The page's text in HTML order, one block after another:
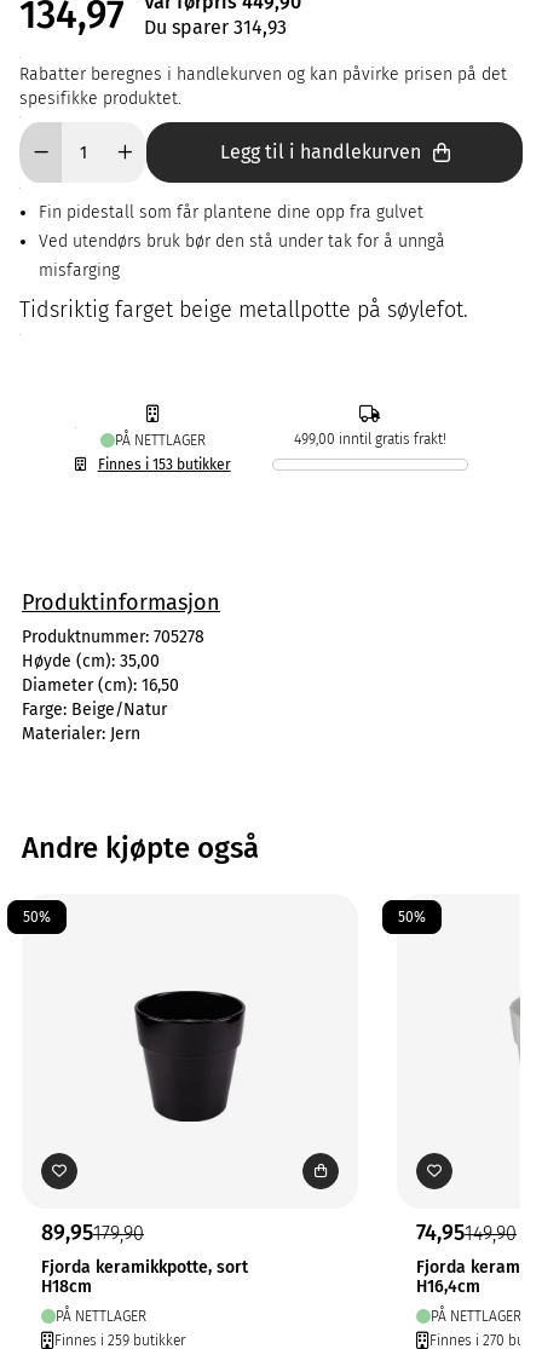
134,97
Du sparer 314,93
Rabatter beregnes i handlekurven og kan påvirke prisen på det
spesifikke produktet.
Legg til i handlekurven
Fin pidestall som får plantene dine opp fra gulvet
Ved utendørs bruk bør den stå under tak for å unngå
misfarging
Tidsriktig farget beige metallpotte på søylefot.
PÅ NETTLAGER
Finnes i 153 butikker
499,00 inntil gratis frakt!
Produktinformasjon
Produktnummer: 705278
Høyde (cm): 35,00
Diameter (cm): 16,50
Farge: Beige/Natur
Materialer: Jern
Andre kjøpte også
50%
89,95179,90
Fjorda keramikkpotte, sort
H18cm
PÅ NETTLAGER
Finnes i 259 butikker
50%
74,95149,90
Fjorda
H16,4cm
PÅ NETTLAGER
Finnes i 270